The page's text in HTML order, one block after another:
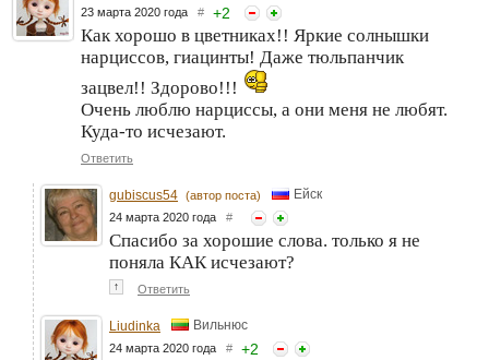
23 марта 2020 года # +2
Как хорошо в цветниках!! Яркие солнышки
нарциссов, гиацинты! Даже тюльпанчик
зацвел!! Здорово!!!
Очень люблю нарциссы, а они меня не любят.
Куда-то исчезают.
Ответить
gubiscus54 (автор поста) Ейск
24 марта 2020 года #
Спасибо за хорошие слова. только я не
поняла КАК исчезают?
↑ Ответить
Liudinka Вильнюс
24 марта 2020 года # +2